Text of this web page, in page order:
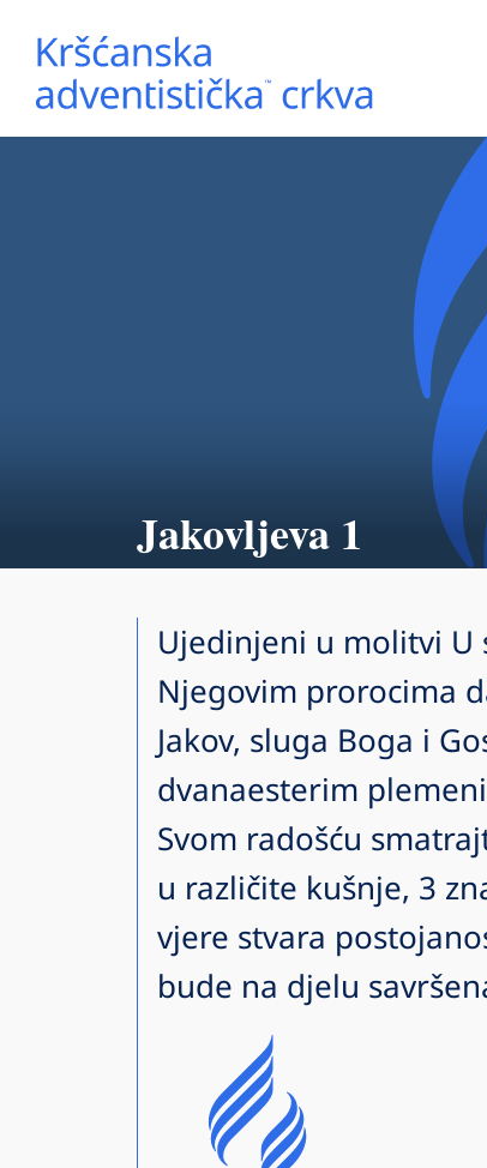
Jakovljeva 1
Ujedinjeni u molitvi
Njegovim prorocima
Jakov, sluga Boga i
dvanaesterim
Svom radošću
u različite kušnje, 3
vjere stvara
bude na djelu